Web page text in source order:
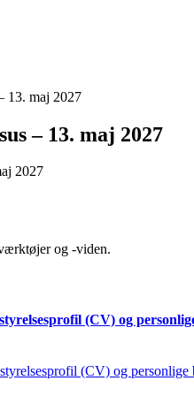
13. maj 2027
– 13. maj 2027
og -viden.
(CV) og